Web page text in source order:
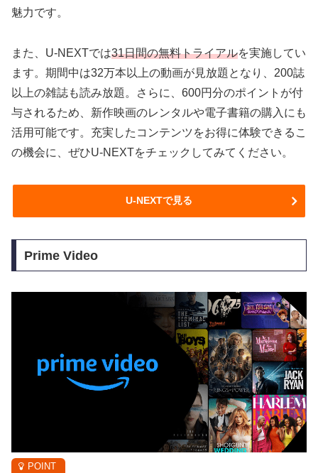
魅力です。
また、U-NEXTでは31日間の無料トライアルを実施してい
ます。期間中は32万本以上の動画が見放題となり、200誌
以上の雑誌も読み放題。さらに、600円分のポイントが付
与されるため、新作映画のレンタルや電子書籍の購入にも
活用可能です。充実したコンテンツをお得に体験できるこ
の機会に、ぜひU-NEXTをチェックしてみてください。
U-NEXTで見る
Prime Video